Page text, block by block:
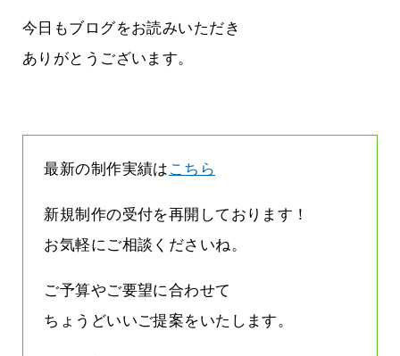
今日もブログをお読みいただき
ありがとうございます。
最新の制作実績は こちら
新規制作の受付を再開しております！
お気軽にご相談くださいね。
ご予算やご要望に合わせて
ちょうどいいご提案をいたします。